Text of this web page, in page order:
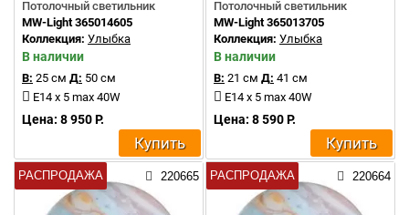
Потолочный светильник
MW-Light 365014605
Коллекция: Улыбка
В наличии
В: 25 см Д: 50 см
E14 x 5 max 40W
Цена: 8 950 Р.
Купить
Потолочный светильник
MW-Light 365013705
Коллекция: Улыбка
В наличии
В: 21 см Д: 41 см
E14 x 5 max 40W
Цена: 8 590 Р.
Купить
РАСПРОДАЖА 220665 РАСПРОДАЖА 220664